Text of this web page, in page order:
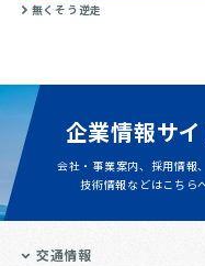
無くそう逆走
企業情報サイ
会社・事業案内、採用情報
技術情報などはこちら
交通情報